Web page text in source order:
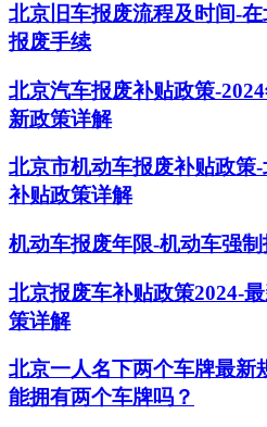
北京旧车报废流程及时间-
报废手续
北京汽车报废补贴政策-
新政策详解
北京市机动车报废补贴政策
补贴政策详解
机动车报废年限-机动车强
北京报废车补贴政策2024-
策详解
北京一人名下两个车牌最新
能拥有两个车牌吗？